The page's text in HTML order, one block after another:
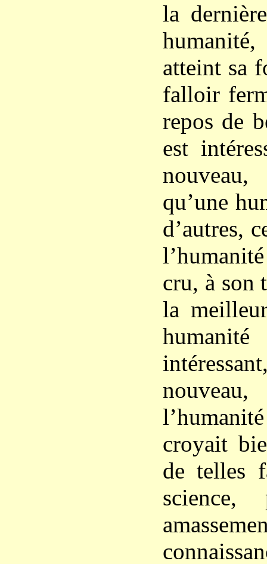
la
atteint sa
falloir
repos de
est
qu’une
d’autres,
cru, à son
la
croyait
de telles
science,